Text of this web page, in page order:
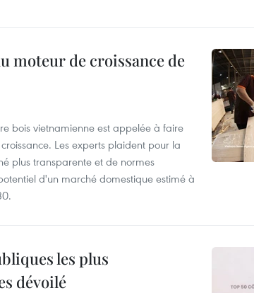
moteur de croissance de
bois vietnamienne est appelée à faire
Les experts plaident pour la
plus transparente et de normes
d'un marché domestique estimé à
les plus
dévoilé